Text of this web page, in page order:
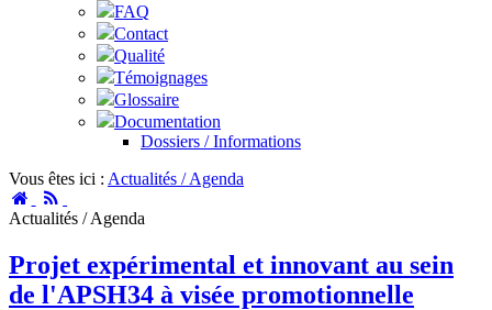
FAQ
Contact
Qualité
Témoignages
Glossaire
Documentation
Dossiers / Informations
Vous êtes ici : Actualités / Agenda
Accueil
Actualités / Agenda
Projet expérimental et innovant au sein
de l'APSH34 à visée promotionnelle